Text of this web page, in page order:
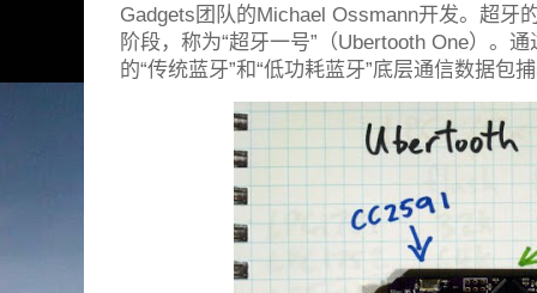
Gadgets团队的Michael Ossmann开发。超牙
阶段，称为“超牙一号”（Ubertooth One）。
的“传统蓝牙”和“低功耗蓝牙”底层通信数据包